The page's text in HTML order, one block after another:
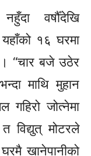
वर्षौँदेखि
१६ घरमा
। “चार बजे उठेर
माथि मुहान
गहिरो जोत्नेमा
विद्युत् मोटरले
खानेपानीको